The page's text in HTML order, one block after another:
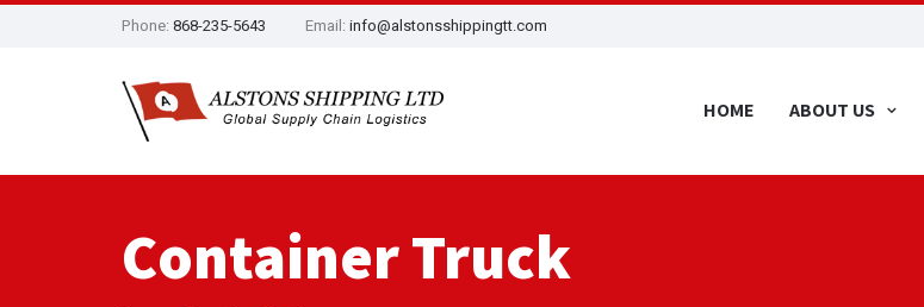
Phone: 868-235-5643 Email: info@alstonsshippingtt.com
HOME ABOUT US
Container Truck